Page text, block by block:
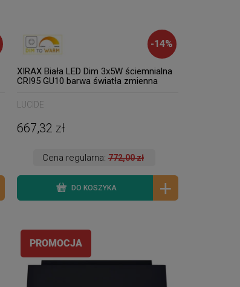
-14%
XIRAX Biała LED Dim 3x5W ściemnialna
CRI95 GU10 barwa światła zmienna
regulowana Lucide 09119/16/31
LUCIDE
667,32 zł
Cena regularna: 772,00 zł
DO KOSZYKA
PROMOCJA